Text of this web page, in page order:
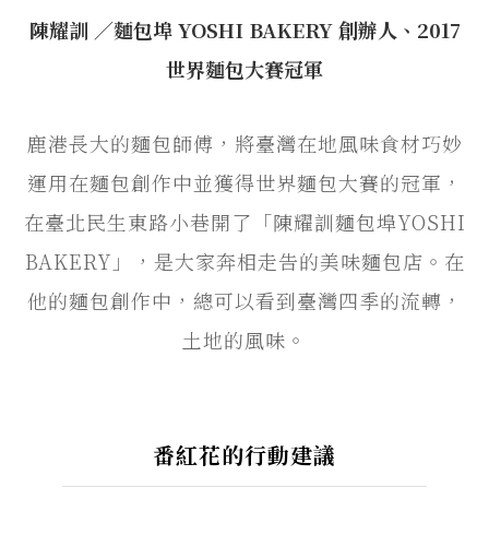
陳耀訓 ／麵包埠 YOSHI BAKERY 創辦人、2017
世界麵包大賽冠軍
鹿港長大的麵包師傅，將臺灣在地風味食材巧妙
運用在麵包創作中並獲得世界麵包大賽的冠軍，
在臺北民生東路小巷開了「陳耀訓麵包埠YOSHI
BAKERY」，是大家奔相走告的美味麵包店。在
他的麵包創作中，總可以看到臺灣四季的流轉，
土地的風味。
番紅花的行動建議